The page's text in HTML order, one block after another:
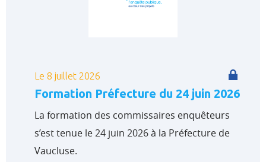
Le 8 juillet 2026
Formation Préfecture du 24 juin 2026
La formation des commissaires enquêteurs
s’est tenue le 24 juin 2026 à la Préfecture de
Vaucluse.